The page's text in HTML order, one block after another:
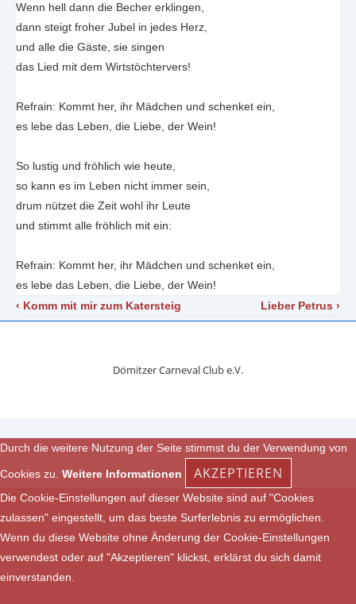
Wenn hell dann die Becher erklingen,
dann steigt froher Jubel in jedes Herz,
und alle die Gäste, sie singen
das Lied mit dem Wirtstöchtervers!
Refrain: Kommt her, ihr Mädchen und schenket ein,
es lebe das Leben, die Liebe, der Wein!
So lustig und fröhlich wie heute,
so kann es im Leben nicht immer sein,
drum nützet die Zeit wohl ihr Leute
und stimmt alle fröhlich mit ein:
Refrain: Kommt her, ihr Mädchen und schenket ein,
es lebe das Leben, die Liebe, der Wein!
Beitragsnavigation
Vorheriger
Beitrag
‹ Komm mit mir zum Katersteig
Nächster
Beitrag
Lieber Petrus ›
Dömitzer Carneval Club e.V.
Durch die weitere Nutzung der Seite stimmst du der Verwendung von
Cookies zu. Weitere Informationen AKZEPTIEREN
Die Cookie-Einstellungen auf dieser Website sind auf "Cookies
zulassen" eingestellt, um das beste Surferlebnis zu ermöglichen.
Wenn du diese Website ohne Änderung der Cookie-Einstellungen
verwendest oder auf "Akzeptieren" klickst, erklärst du sich damit
einverstanden.